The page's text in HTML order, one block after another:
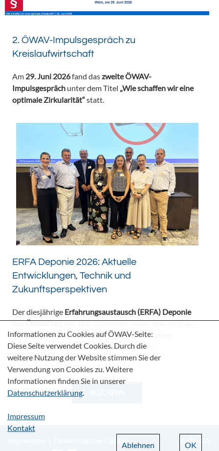
2. ÖWAV-Impulsgespräch zu
Kreislaufwirtschaft
Am 29. Juni 2026fand daszweite ÖWAV-
Impulsgespräch unter dem Titel „Wie schaffen wir eine
optimale Zirkularität“statt.
ERFA Deponie 2026: Aktuelle
Entwicklungen, Technik und
Zukunftsperspektiven
Der diesjährige Erfahrungsaustausch (ERFA) Deponie
desÖWAVbot mit 165 Teilnehmer:innen eine zentrale
Plattform für den fachlichen Dialog zu aktuellen
Herausforderungen und Entwicklungen im
Deponiebereich.
Datenschutzerklärung
© ÖWAV
Informationen zu Cookies auf ÖWAV-Seite:
Diese Seite verwendet Cookies. Durch die
weitere Nutzung der Website stimmen Sie der
Verwendung von Cookies zu. Weitere
Informationen finden Sie in unserer
Datenschutzerklärung.
Impressum
Kontakt
OK
Ablehnen